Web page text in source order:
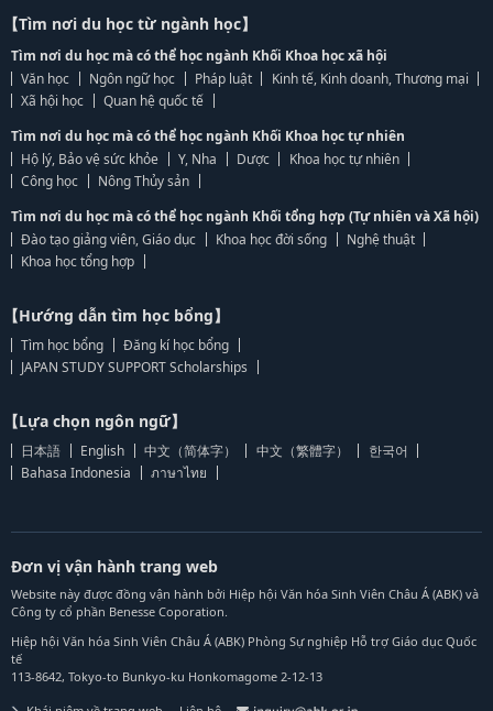
【Tìm nơi du học từ ngành học】
Tìm nơi du học mà có thể học ngành Khối Khoa học xã hội
Văn học
Ngôn ngữ học Pháp luật
Kinh tế, Kinh doanh, Thương mại
Xã hội học
Quan hệ quốc tế
Tìm nơi du học mà có thể học ngành Khối Khoa học tự nhiên
Hộ lý, Bảo vệ sức khỏe
Y, Nha Dược
Khoa học tự nhiên
Công học
Nông Thủy sản
Tìm nơi du học mà có thể học ngành Khối tổng hợp (Tự nhiên và Xã hội)
Đào tạo giảng viên, Giáo dục
Khoa học đời sống
Nghệ thuật
Khoa học tổng hợp
【Hướng dẫn tìm học bổng】
Tìm học bổng
Đăng kí học bổng
JAPAN STUDY SUPPORT Scholarships
【Lựa chọn ngôn ngữ】
日本語 English 中文（简体字） 中文（繁體字）
한국어
Bahasa Indonesia
ภาษาไทย
Đơn vị vận hành trang web
Website này được đồng vận hành bởi Hiệp hội Văn hóa Sinh Viên Châu Á (ABK) và
Công ty cổ phần Benesse Coporation.
Hiệp hội Văn hóa Sinh Viên Châu Á (ABK) Phòng Sự nghiệp Hỗ trợ Giáo dục Quốc
tế
113-8642, Tokyo-to Bunkyo-ku Honkomagome 2-12-13